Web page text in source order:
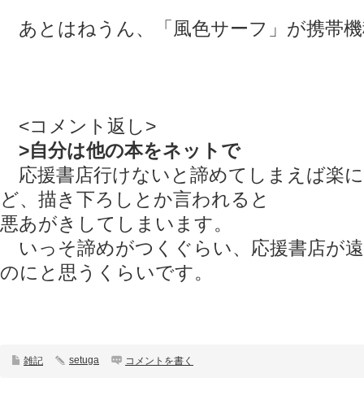
あとはねうん、「風色サーフ」が携帯
<コメント返し>
>自分は他の本をネットで
応援書店行けないと諦めてしまえば楽
ど、描き下ろしとか言われると
悪あがきしてしまいます。
いっそ諦めがつくぐらい、応援書店が
のにと思うくらいです。
雑記 setuga コメントを書く